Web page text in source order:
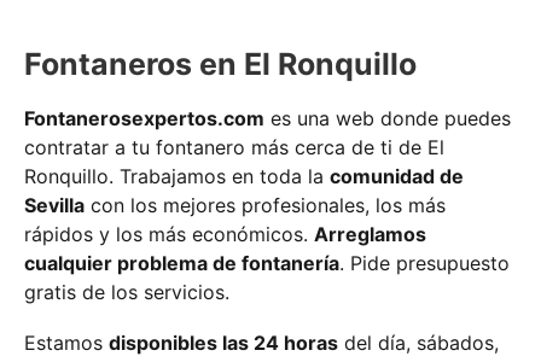
Fontaneros en El Ronquillo
Fontanerosexpertos.com es una web donde puedes
contratar a tu fontanero más cerca de ti de El
Ronquillo. Trabajamos en toda la comunidad de
Sevilla con los mejores profesionales, los más
rápidos y los más económicos. Arreglamos
cualquier problema de fontanería. Pide presupuesto
gratis de los servicios.
Estamos disponibles las 24 horas del día, sábados,